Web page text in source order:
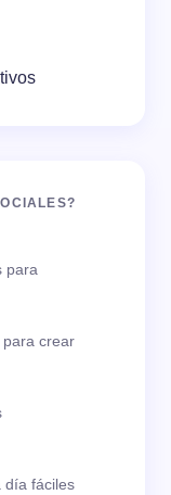
para
para crear
día fáciles